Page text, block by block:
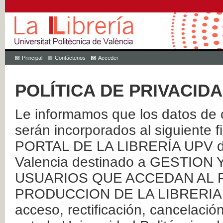
Principal Contáctenos Acceder
POLÍTICA DE
Le informamos que los datos
serán incorporados al siguiente
PORTAL DE LA LIBRERÍA
Valencia destinado a GESTION
USUARIOS QUE ACCEDAN AL
PRODUCCION DE LA
acceso, rectificación,